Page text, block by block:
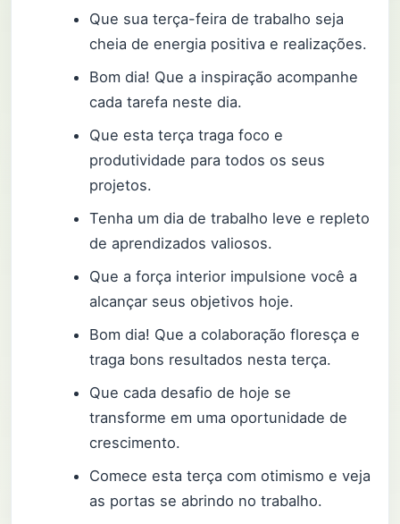
Que sua terça-feira de trabalho seja
cheia de energia positiva e realizações.
Bom dia! Que a inspiração acompanhe
cada tarefa neste dia.
Que esta terça traga foco e
produtividade para todos os seus
projetos.
Tenha um dia de trabalho leve e repleto
de aprendizados valiosos.
Que a força interior impulsione você a
alcançar seus objetivos hoje.
Bom dia! Que a colaboração floresça e
traga bons resultados nesta terça.
Que cada desafio de hoje se
transforme em uma oportunidade de
crescimento.
Comece esta terça com otimismo e veja
as portas se abrindo no trabalho.